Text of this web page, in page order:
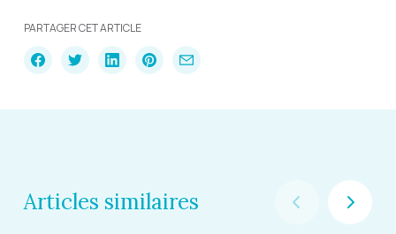
PARTAGER CET ARTICLE
Articles similaires